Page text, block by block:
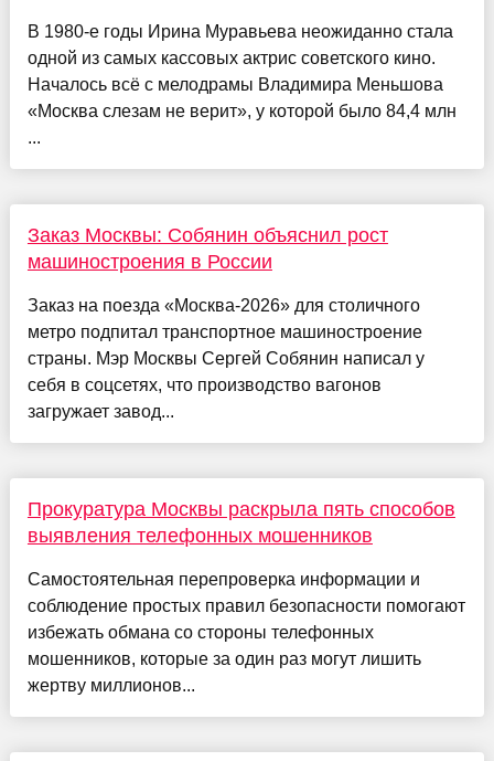
В 1980-е годы Ирина Муравьева неожиданно стала
одной из самых кассовых актрис советского кино.
Началось всё с мелодрамы Владимира Меньшова
«Москва слезам не верит», у которой было 84,4 млн
...
Заказ Москвы: Собянин объяснил рост
машиностроения в России
Заказ на поезда «Москва-2026» для столичного
метро подпитал транспортное машиностроение
страны. Мэр Москвы Сергей Собянин написал у
себя в соцсетях, что производство вагонов
загружает завод...
Прокуратура Москвы раскрыла пять способов
выявления телефонных мошенников
Самостоятельная перепроверка информации и
соблюдение простых правил безопасности помогают
избежать обмана со стороны телефонных
мошенников, которые за один раз могут лишить
жертву миллионов...